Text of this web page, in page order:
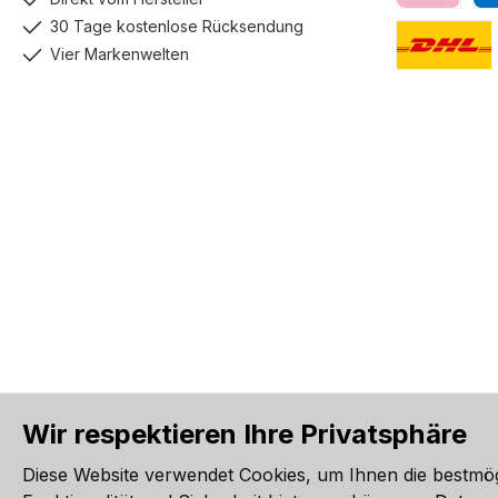
30 Tage kostenlose Rücksendung
Vier Markenwelten
Klarna
Alle Preise inkl. gesetzl.
Werkzeugleiste anzeigen
Wir respektieren Ihre Privatsphäre
Diese Website verwendet Cookies, um Ihnen die